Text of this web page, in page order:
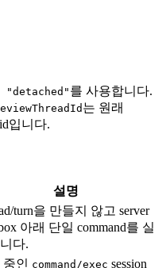
를 사용합니다.
는 원래
입니다.
설명
turn을 만들지 않고 server
아래 단일 command를 실
다.
중인 command/exec session